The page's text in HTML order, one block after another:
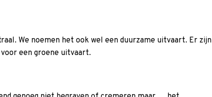
We noemen het ook wel een duurzame uitvaart. Er zijn
een groene uitvaart.